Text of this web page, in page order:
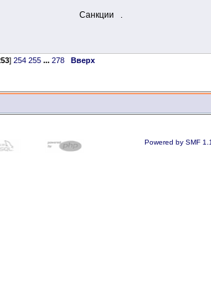
Санкции .
] 254 255 ... 278 Вверх
Powered by SMF